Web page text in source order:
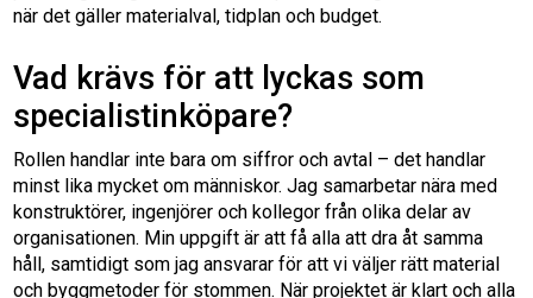
när det gäller materialval, tidplan och budget.
Vad krävs för att lyckas som
specialistinköpare?
Rollen handlar inte bara om siffror och avtal – det handlar
minst lika mycket om människor. Jag samarbetar nära med
konstruktörer, ingenjörer och kollegor från olika delar av
organisationen. Min uppgift är att få alla att dra åt samma
håll, samtidigt som jag ansvarar för att vi väljer rätt material
och byggmetoder för stommen. När projektet är klart och alla